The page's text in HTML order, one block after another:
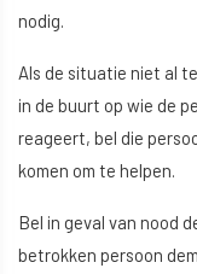
nodig.
Als de situatie niet al
in de buurt op wie de
reageert, bel die
komen om te helpen.
Bel in geval van nood
betrokken persoon